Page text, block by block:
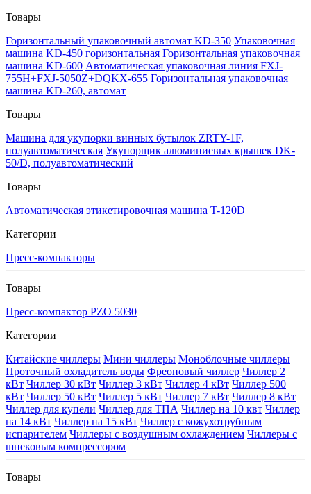
Товары
Горизонтальный упаковочный автомат KD-350 Упаковочная
машина KD-450 горизонтальная Горизонтальная упаковочная
машина KD-600 Автоматическая упаковочная линия FXJ-
755H+FXJ-5050Z+DQKX-655 Горизонтальная упаковочная
машина KD-260, автомат
Товары
Машина для укупорки винных бутылок ZRTY-1F,
полуавтоматическая Укупорщик алюминиевых крышек DK-
50/D, полуавтоматический
Товары
Автоматическая этикетировочная машина T-120D
Категории
Пресс-компакторы
Товары
Пресс-компактор PZO 5030
Категории
Китайские чиллеры Мини чиллеры Моноблочные чиллеры
Проточный охладитель воды Фреоновый чиллер Чиллер 2
кВт Чиллер 30 кВт Чиллер 3 кВт Чиллер 4 кВт Чиллер 500
кВт Чиллер 50 кВт Чиллер 5 кВт Чиллер 7 кВт Чиллер 8 кВт
Чиллер для купели Чиллер для ТПА Чиллер на 10 квт Чиллер
на 14 кВт Чиллер на 15 кВт Чиллер с кожухотрубным
испарителем Чиллеры с воздушным охлаждением Чиллеры с
шнековым компрессором
Товары